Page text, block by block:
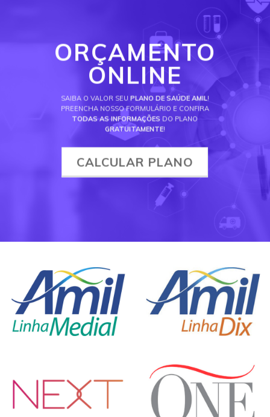
ORÇAMENTO
ONLINE
SAIBA O VALOR SEU PLANO DE SAÚDE AMIL!
PREENCHA NOSSO FORMULÁRIO E CONFIRA
TODAS AS INFORMAÇÕES DO PLANO
GRATUITAMENTE!
CALCULAR PLANO